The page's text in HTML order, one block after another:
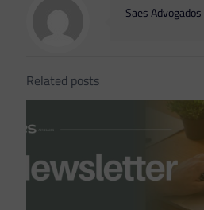
Saes Advogados
Related posts